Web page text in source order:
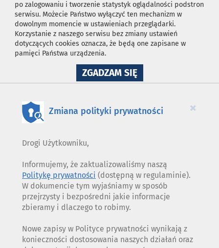
po zalogowaniu i tworzenie statystyk oglądalności podstron
serwisu. Możecie Państwo wyłączyć ten mechanizm w
dowolnym momencie w ustawieniach przeglądarki.
Korzystanie z naszego serwisu bez zmiany ustawień
dotyczących cookies oznacza, że będą one zapisane w
pamięci Państwa urządzenia.
ZGADZAM SIĘNA
WYKORZYSTANIE
×
Zmiana polityki prywatności
Drogi Użytkowniku,
Informujemy, że zaktualizowaliśmy naszą
Politykę prywatności (dostępną w regulaminie).
W dokumencie tym wyjaśniamy w sposób
przejrzysty i bezpośredni jakie informacje
zbieramy i dlaczego to robimy.
Nowe zapisy w Polityce prywatności wynikają z
konieczności dostosowania naszych działań oraz